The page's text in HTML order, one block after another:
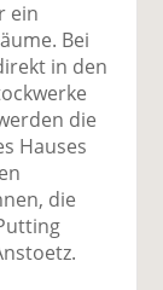
ein
Bei
in den
die
Hauses
die